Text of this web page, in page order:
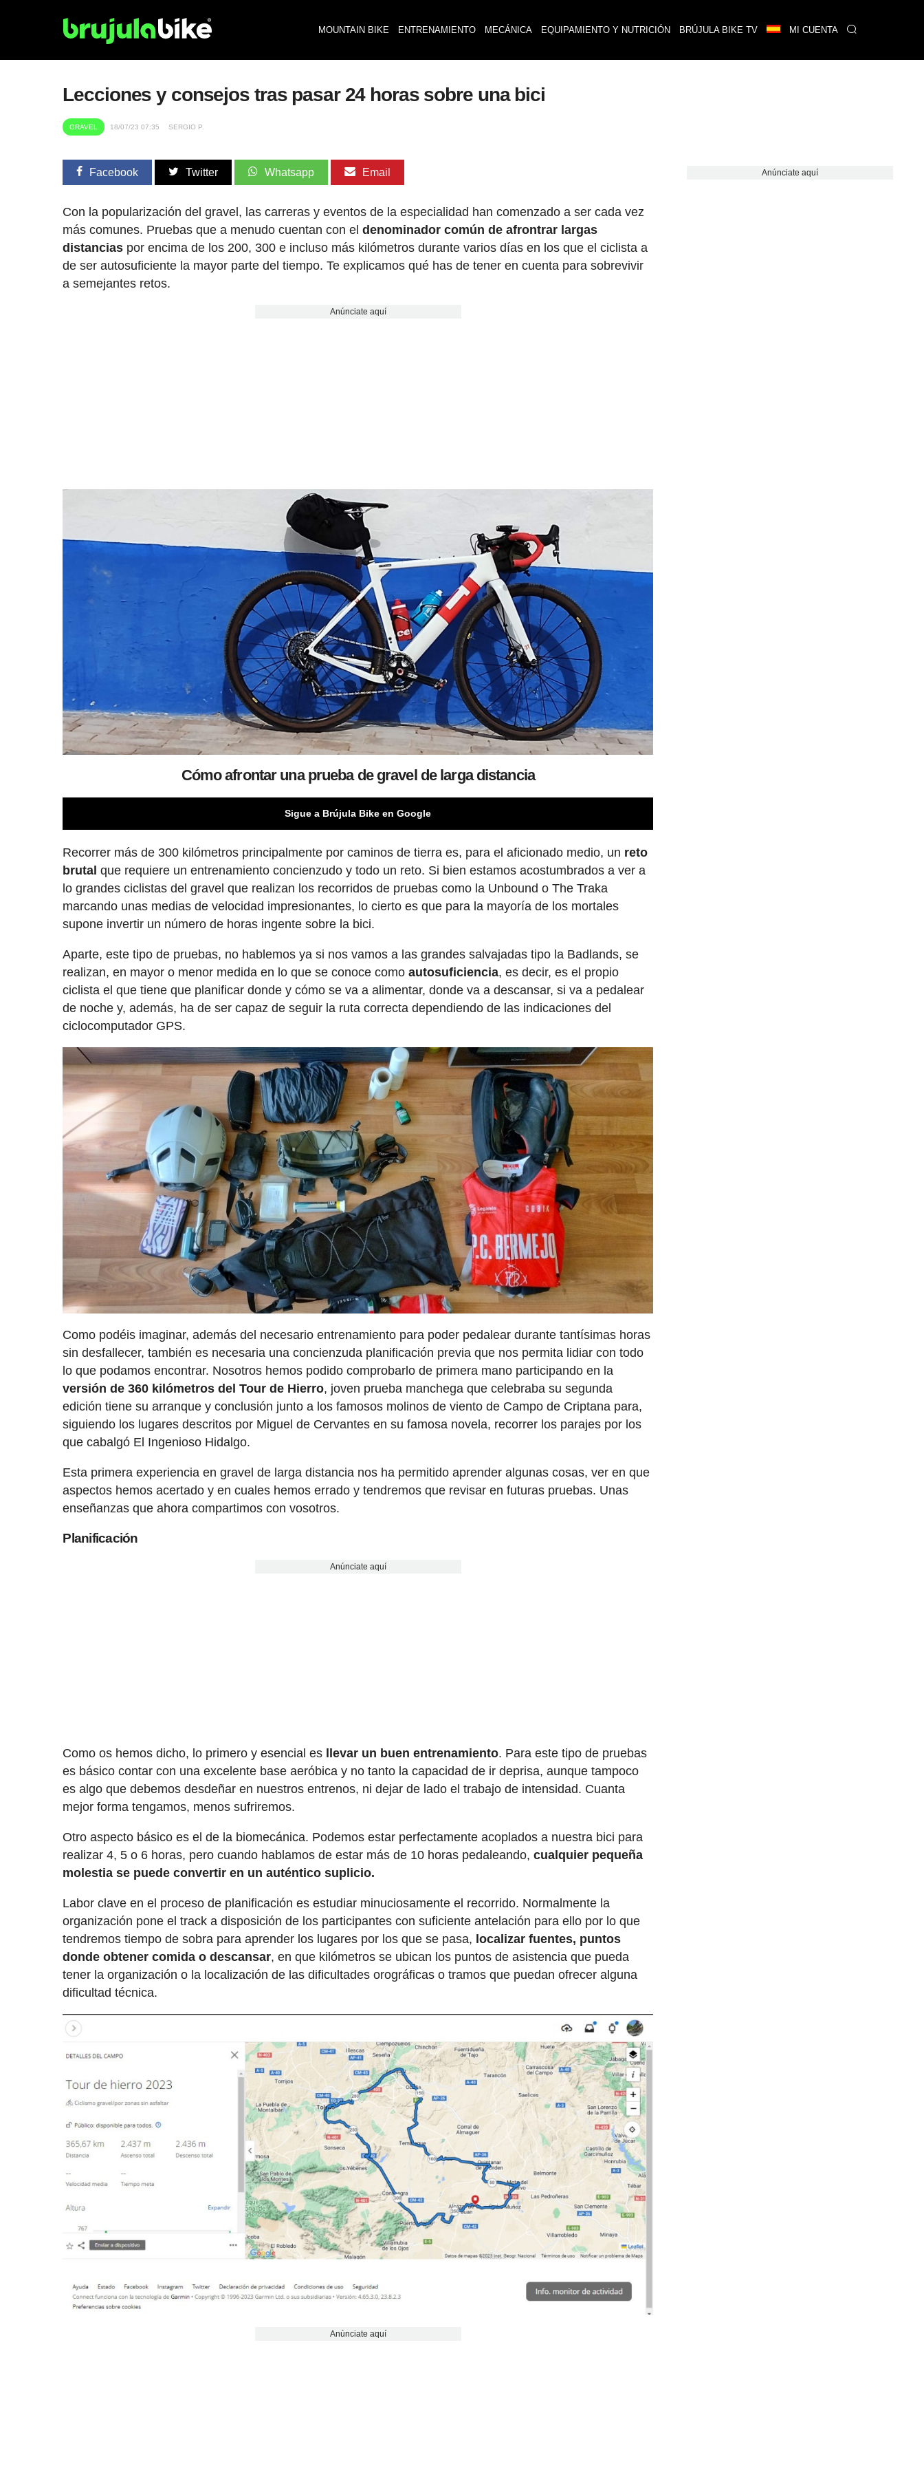
MOUNTAIN BIKE ENTRENAMIENTO MECÁNICA EQUIPAMIENTO Y NUTRICIÓN BRÚJULA BIKE TV MI CUENTA
Lecciones y consejos tras pasar 24 horas sobre una bici
GRAVEL 18/07/23 07:35 SERGIO P.
Facebook Twitter Whatsapp Email
Con la popularización del gravel, las carreras y eventos de la especialidad han comenzado a ser cada vez
más comunes. Pruebas que a menudo cuentan con el denominador común de afrontrar largas
distancias por encima de los 200, 300 e incluso más kilómetros durante varios días en los que el ciclista a
de ser autosuficiente la mayor parte del tiempo. Te explicamos qué has de tener en cuenta para sobrevivir
a semejantes retos.
Anúnciate aquí
Cómo afrontar una prueba de gravel de larga distancia
Sigue a Brújula Bike en Google
Recorrer más de 300 kilómetros principalmente por caminos de tierra es, para el aficionado medio, un reto
brutal que requiere un entrenamiento concienzudo y todo un reto. Si bien estamos acostumbrados a ver a
lo grandes ciclistas del gravel que realizan los recorridos de pruebas como la Unbound o The Traka
marcando unas medias de velocidad impresionantes, lo cierto es que para la mayoría de los mortales
supone invertir un número de horas ingente sobre la bici.
Aparte, este tipo de pruebas, no hablemos ya si nos vamos a las grandes salvajadas tipo la Badlands, se
realizan, en mayor o menor medida en lo que se conoce comoautosuficiencia, es decir, es el propio
ciclista el que tiene que planificar donde y cómo se va a alimentar, donde va a descansar, si va a pedalear
de noche y, además, ha de ser capaz de seguir la ruta correcta dependiendo de las indicaciones del
ciclocomputador GPS.
Como podéis imaginar, además del necesario entrenamiento para poder pedalear durante tantísimas horas
sin desfallecer, también es necesaria una concienzuda planificación previa que nos permita lidiar con todo
lo que podamos encontrar. Nosotros hemos podido comprobarlo de primera mano participando en la
versión de 360 kilómetros del Tour de Hierro, joven prueba manchega que celebraba su segunda
edición tiene su arranque y conclusión junto a los famosos molinos de viento de Campo de Criptana para,
siguiendo los lugares descritos por Miguel de Cervantes en su famosa novela, recorrer los parajes por los
que cabalgó El Ingenioso Hidalgo.
Esta primera experiencia en gravel de larga distancia nos ha permitido aprender algunas cosas, ver en que
aspectos hemos acertado y en cuales hemos errado y tendremos que revisar en futuras pruebas. Unas
enseñanzas que ahora compartimos con vosotros.
Planificación
Anúnciate aquí
Como os hemos dicho, lo primero y esencial es llevar un buen entrenamiento. Para este tipo de pruebas
es básico contar con una excelente base aeróbica y no tanto la capacidad de ir deprisa, aunque tampoco
es algo que debemos desdeñar en nuestros entrenos, ni dejar de lado el trabajo de intensidad. Cuanta
mejor forma tengamos, menos sufriremos.
Otro aspecto básico es el de la biomecánica. Podemos estar perfectamente acoplados a nuestra bici para
realizar 4, 5 o 6 horas, pero cuando hablamos de estar más de 10 horas pedaleando,cualquier pequeña
molestia se puede convertir en un auténtico suplicio.
Labor clave en el proceso de planificación es estudiar minuciosamente el recorrido. Normalmente la
organización pone el track a disposición de los participantes con suficiente antelación para ello por lo que
tendremos tiempo de sobra para aprender los lugares por los que se pasa, localizar fuentes, puntos
donde obtener comida o descansar, en que kilómetros se ubican los puntos de asistencia que pueda
tener la organización o la localización de las dificultades orográficas o tramos que puedan ofrecer alguna
dificultad técnica.
Anúnciate aquí
Anúnciate aquí